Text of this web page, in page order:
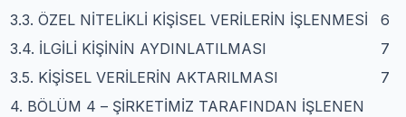
3.3. ÖZEL NİTELİKLİ KİŞİSEL VERİLERİN İŞLENMESİ
6
3.4. İLGİLİ KİŞİNİN AYDINLATILMASI
7
3.5. KİŞİSEL VERİLERİN AKTARILMASI
7
4. BÖLÜM 4 – ŞİRKETİMİZ TARAFINDAN İŞLENEN